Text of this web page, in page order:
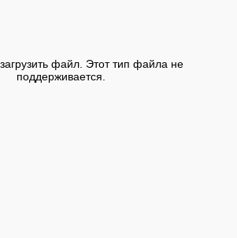
файл. Этот тип файла не
поддерживается.